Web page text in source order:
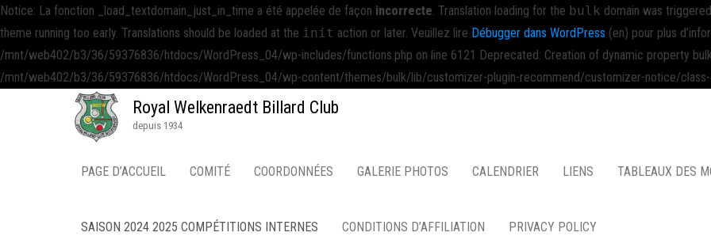
Notice: La fonction _load_textdomain_just_in_time a été appelée de façon incorrecte. Translation loading for the bulk domain was
theme running too early. Translations should be loaded at the init action or later. Veuillez lire Débugger dans WordPress (en) pour plus
/mnt/web402/b3/36/59376836/htdocs/WordPress_04/wp-includes/functions.php on line 6121 Deprecated: Creation of dynamic property
/mnt/web402/b3/36/59376836/htdocs/WordPress_04/wp-content/themes/bulk/lib/customizer-plugin-recommend/customizer-notice/class-
Royal Welkenraedt Billard Club
depuis 1934
PAGE D’ACCUEIL COMITÉ COORDONNÉES GALERIE PHOTOS CALENDRIER LIENS TABLEAUX DES
SAISON 2024 2025 COMPÉTITIONS INTERNES CONDITIONS D’AFFILIATION PRIVACY POLICY